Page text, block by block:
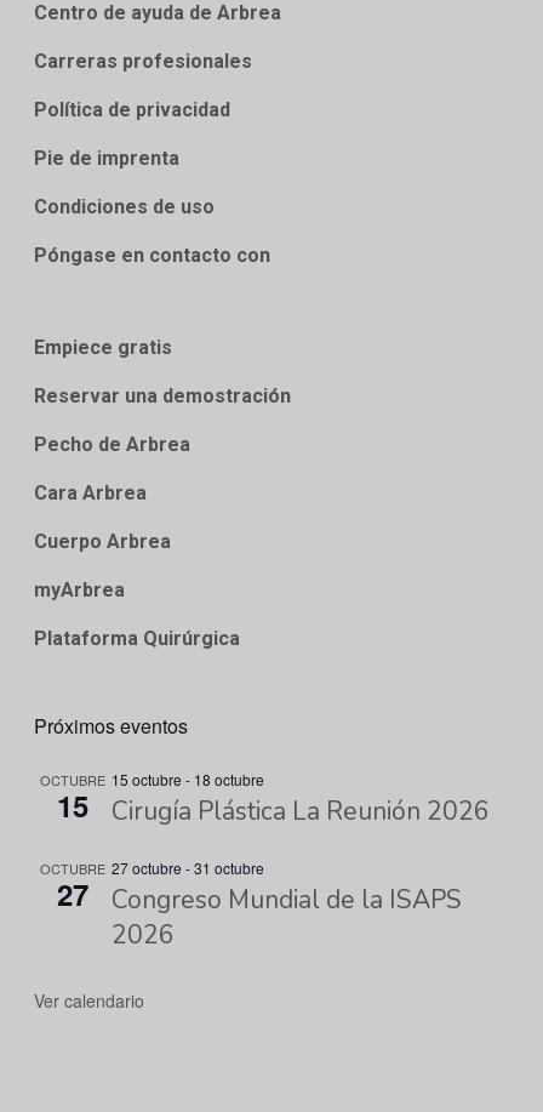
Centro de ayuda de Arbrea
Carreras profesionales
Política de privacidad
Pie de imprenta
Condiciones de uso
Póngase en contacto con
Empiece gratis
Reservar una demostración
Pecho de Arbrea
Cara Arbrea
Cuerpo Arbrea
myArbrea
Plataforma Quirúrgica
Próximos eventos
OCTUBRE
15
15 octubre - 18 octubre
Cirugía Plástica La Reunión 2026
OCTUBRE
27
27 octubre -31 octubre
Congreso Mundial de la ISAPS
2026
Ver calendario